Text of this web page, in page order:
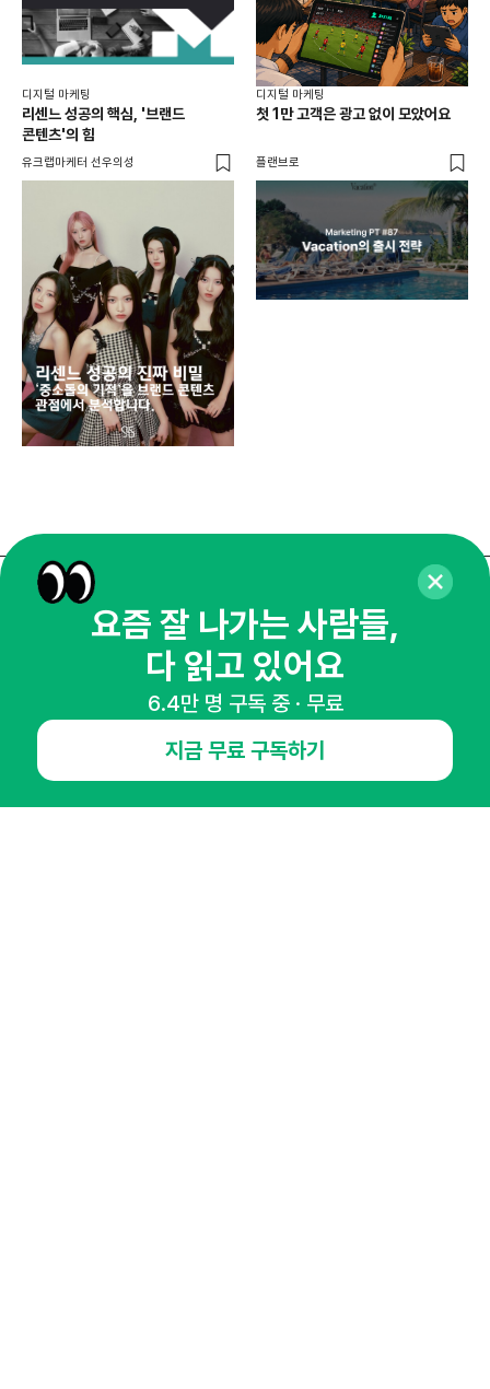
디지털 마케팅
리센느 성공의 핵심, '브랜드
콘텐츠'의 힘
유크랩마케터 선우의성
디지털 마케팅
첫 1만 고객은 광고 없이 모았어요
플랜브로
매주 화요일 아침,
마케팅 감각을 깨워 드릴게요!
65,043명의 마케터를 성장시키는 뉴스레터
요즘 잘 나가는 사람들,
다 읽고 있어요
6.4만 명 구독 중 · 무료
지금 무료 구독하기